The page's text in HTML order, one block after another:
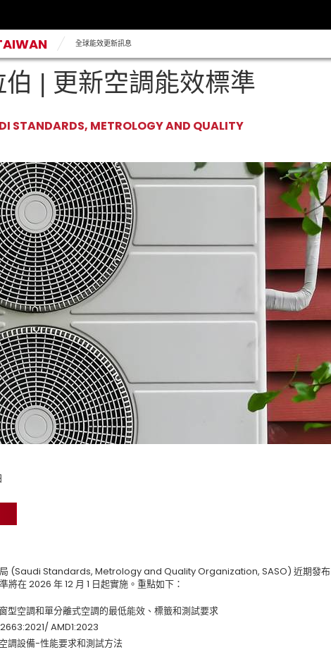
全球能效更新訊息
| 更新空調能效標準
STANDARDS, METROLOGY AND QUALITY
局 (Saudi Standards, Metrology and Quality Organization, SASO) 近期發布
將在 2026 年 12 月 1 日起實施。重點如下：
型空調和單分離式空調的最低能效、標籤和測試要求
AMD1:2023
調設備-性能要求和測試方法